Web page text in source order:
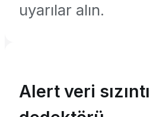
uyarılar alın.
Alert veri